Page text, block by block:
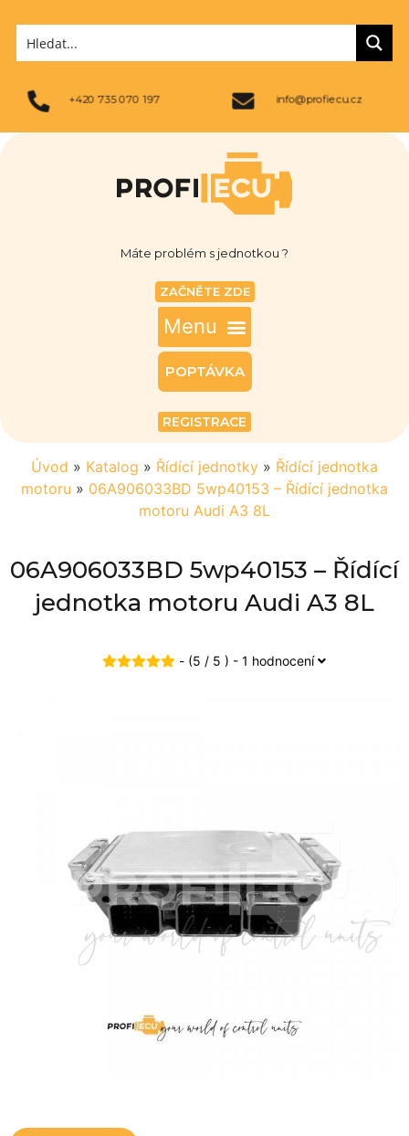
+420 735 070 197 info@profiecu.cz
Máte problém s jednotkou ?
ZAČNĚTE ZDE
POPTÁVKA
REGISTRACE
Úvod » Katalog » Řídící jednotky » Řídící jednotka
motoru » 06A906033BD 5wp40153 – Řídící jednotka
motoru Audi A3 8L
06A906033BD 5wp40153 – Řídící
jednotka motoru Audi A3 8L
- (5 / 5 ) - 1 hodnocení